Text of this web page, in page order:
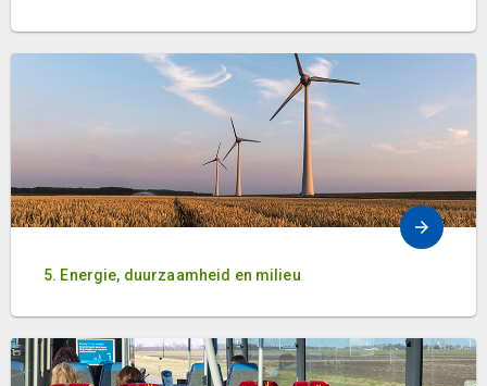
5. Energie, duurzaamheid en milieu